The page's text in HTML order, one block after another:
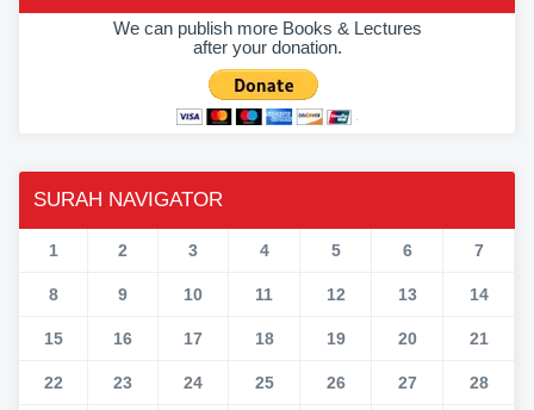
We can publish more Books & Lectures
after your donation.
SURAH NAVIGATOR
1 2 3 4 5 6 7
8 9 10 11 12 13 14
15 16 17 18 19 20 21
22 23 24 25 26 27 28